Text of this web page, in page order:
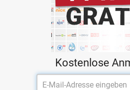
Kostenlose